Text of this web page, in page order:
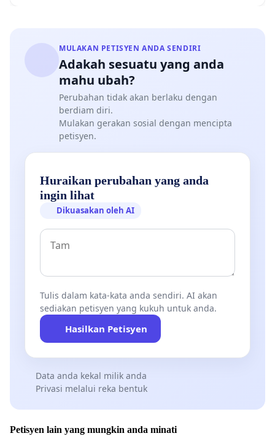
MULAKAN PETISYEN ANDA SENDIRI
Adakah sesuatu yang anda
mahu ubah?
Perubahan tidak akan berlaku dengan
berdiam diri.
Mulakan gerakan sosial dengan mencipta
petisyen.
Huraikan perubahan yang anda
ingin lihat
Dikuasakan oleh AI
Tulis dalam kata-kata anda sendiri. AI akan
sediakan petisyen yang kukuh untuk anda.
Hasilkan Petisyen
Data anda kekal milik anda
Privasi melalui reka bentuk
Petisyen lain yang mungkin anda minati